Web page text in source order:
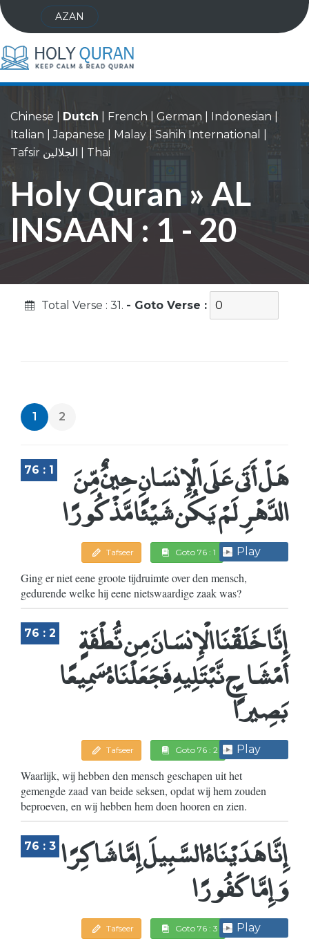
AZAN
Chinese Dutch French German Indonesian
Italian |Japanese Malay Sahih International
Tafsir الجلالين
Thai
Holy Quran » AL
INSAAN : 1 - 20
Total Verse : 31. - Goto Verse :
1 2
76 : 1 هَلْ أَتَى عَلَى الْإِنسَانِ حِينٌ مِّنَ
الدَّهْرِ لَمْ يَكُن شَيْئًا مَّذْكُورًا
Tafseer Goto 76 : 1 Play
Ging er niet eene groote tijdruimte over den mensch,
gedurende welke hij eene nietswaardige zaak was?
76 : 2 إِنَّا خَلَقْنَا الْإِنسَانَ مِن نُّطْفَةٍ
أَمْشَاجٍ نَّبْتَلِيهِ فَجَعَلْنَاهُ سَمِيعًا
بَصِيرًا
Tafseer Goto 76 : 2 Play
Waarlijk, wij hebben den mensch geschapen uit het
gemengde zaad van beide seksen, opdat wij hem zouden
beproeven, en wij hebben hem doen hooren en zien.
76 : 3 إِنَّا هَدَيْنَاهُ السَّبِيلَ إِمَّا شَاكِرًا
وَإِمَّا كَفُورًا
Tafseer Goto 76 : 3 Play